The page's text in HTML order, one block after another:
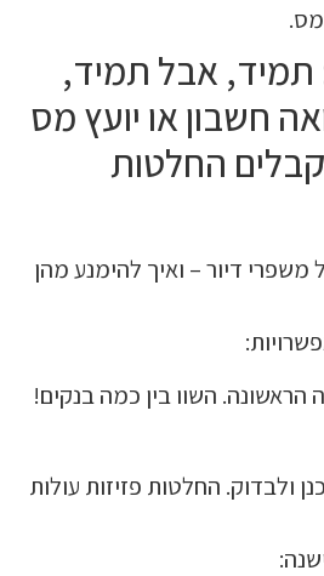
אבל תמיד,
או יועץ מס
החלטות
– ואיך להימנע מהן
השוו בין כמה בנקים!
החלטות פזיזות עולות